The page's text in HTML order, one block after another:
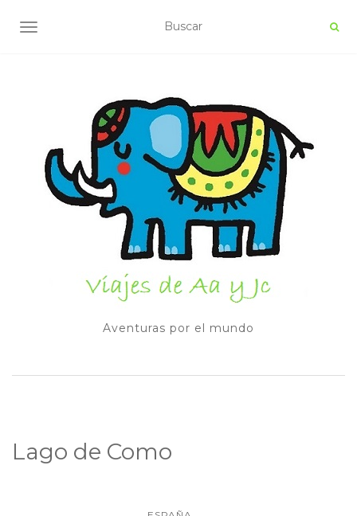
ALTERNAR NAVEGACIÓN
Aventuras por el mundo
Lago de Como